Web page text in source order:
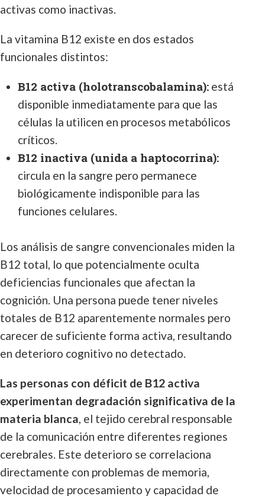
activas como inactivas.
La vitamina B12 existe en dos estados
funcionales distintos:
B12 activa (holotranscobalamina): está
disponible inmediatamente para que las
células la utilicen en procesos metabólicos
críticos.
B12 inactiva (unida a haptocorrina):
circula en la sangre pero permanece
biológicamente indisponible para las
funciones celulares.
Los análisis de sangre convencionales miden la
B12 total, lo que potencialmente oculta
deficiencias funcionales que afectan la
cognición. Una persona puede tener niveles
totales de B12 aparentemente normales pero
carecer de suficiente forma activa, resultando
en deterioro cognitivo no detectado.
Las personas con déficit de B12 activa
experimentan degradación significativa de la
materia blanca, el tejido cerebral responsable
de la comunicación entre diferentes regiones
cerebrales. Este deterioro se correlaciona
directamente con problemas de memoria,
velocidad de procesamiento y capacidad de